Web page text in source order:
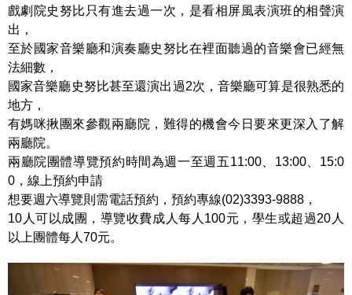
戲劇院史努比只有進去過一次，是看相屏風表演班的相聲演
出，
至於國家音樂廳和演奏廳史努比在裡面聽過的音樂會已經無
法細數，
國家音樂廳史努比甚至還演出過2次，音樂廳可算是很熟悉的
地方，
有媽咪揪團來參觀兩廳院，難得的機會今日要來更深入了解
兩廳院。
兩廳院團體導覽預約時間為週一至週五11:00、13:00、15:0
0，線上預約申請
想要週六導覽則需電話預約，預約專線(02)3393-9888，
10人可以成團，導覽收費成人每人100元，學生或超過20人
以上團體每人70元。